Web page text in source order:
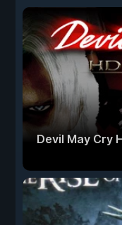
Devil May Cry